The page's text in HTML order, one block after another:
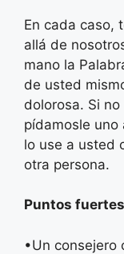
En cada caso,
allá de
mano la
de usted
dolorosa. Si
pídamosle uno
lo use a usted
otra persona.
Puntos
•​Un consejero